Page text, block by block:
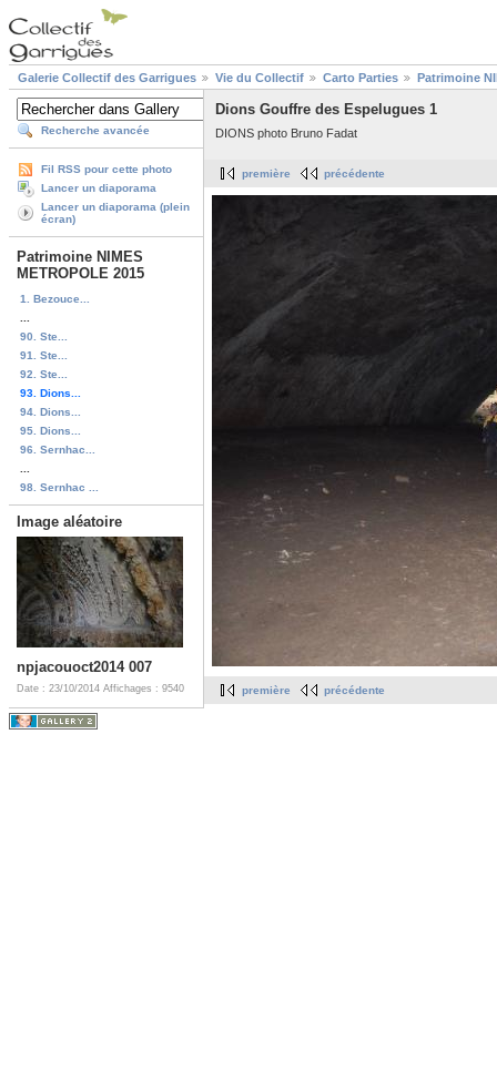
Galerie Collectif des Garrigues Vie du Collectif Carto Parties Patrimoine
Recherche avancée
Fil RSS pour cette photo
Lancer un diaporama
Lancer un diaporama (plein
écran)
Patrimoine NIMES
METROPOLE 2015
1. Bezouce...
90. Ste...
91. Ste...
92. Ste...
93. Dions...
94. Dions...
95. Dions...
96. Sernhac...
98. Sernhac ...
Image aléatoire
npjacouoct2014 007
Date : 23/10/2014 Affichages : 9540
Dions Gouffre des Espelugues 1
DIONS photo Bruno Fadat
première précédente
première précédente